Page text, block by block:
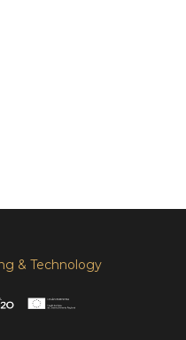
& Technology